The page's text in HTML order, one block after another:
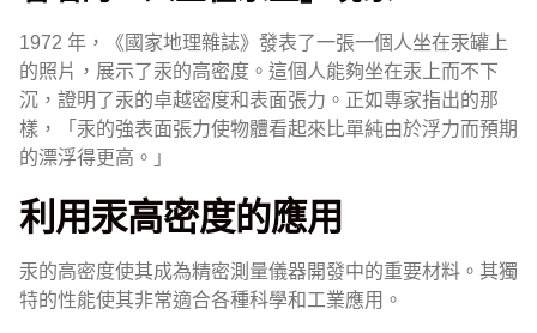
1972 年，《國家地理雜誌》發表了一張一個人坐在汞罐上
的照片，展示了汞的高密度。這個人能夠坐在汞上而不下
沉，證明了汞的卓越密度和表面張力。正如專家指出的那
樣，「汞的強表面張力使物體看起來比單純由於浮力而預期
的漂浮得更高。」
利用汞高密度的應用
汞的高密度使其成為精密測量儀器開發中的重要材料。其獨
特的性能使其非常適合各種科學和工業應用。